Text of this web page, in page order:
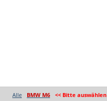
Alle BMW M6 << Bitte auswählen